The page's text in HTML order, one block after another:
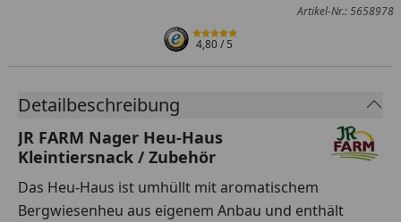
Artikel-Nr.: 5658978
4,80/ 5
Detailbeschreibung
JR FARM Nager Heu-Haus
Kleintiersnack / Zubehör
Das Heu-Haus ist umhüllt mit aromatischem
Bergwiesenheu aus eigenem Anbau und enthält